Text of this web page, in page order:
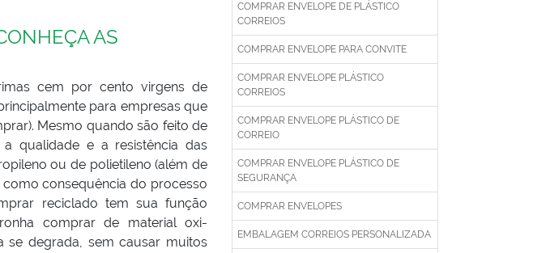
AS
cem por cento virgens de
para empresas que
Mesmo quando são feito de
qualidade e a resistência das
ou de polietileno (além de
consequência do processo
reciclado tem sua função
comprar de material oxi-
degrada, sem causar muitos
COMPRAR ENVELOPE DE PLÁSTICO
CORREIOS
COMPRAR ENVELOPE PARA CONVITE
COMPRAR ENVELOPE PLÁSTICO
CORREIOS
COMPRAR ENVELOPE PLÁSTICO DE
CORREIO
COMPRAR ENVELOPE PLÁSTICO DE
SEGURANÇA
COMPRAR ENVELOPES
EMBALAGEM CORREIOS PERSONALIZADA